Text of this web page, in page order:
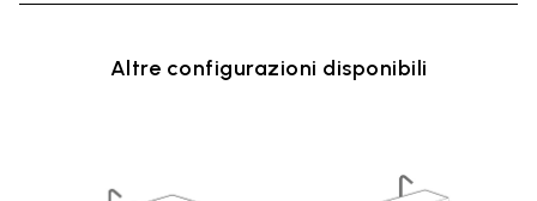
Altre configurazioni disponibili